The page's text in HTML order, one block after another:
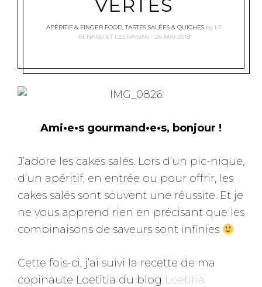
VERTES
APÉRITIF & FINGER FOOD,TARTES SALÉES & QUICHES by LE
RENARD ET LES RAISINS
26 MAI 2018
Ami•e•s gourmand•e•s, bonjour !
J’adore les cakes salés. Lors d’un pic-nique,
d’un apéritif, en entrée ou pour offrir, les
cakes salés sont souvent une réussite. Et je
ne vous apprend rien en précisant que les
combinaisons de saveurs sont infinies
Cette fois-ci, j’ai suivi la recette de ma
copinaute Loetitia du blog Loetitia